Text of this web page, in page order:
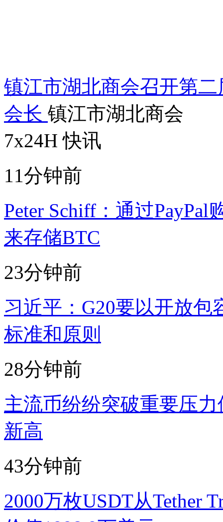
镇江市湖北商会召开第
会长 镇江市湖北商会
7x24H 快讯
11分钟前
Peter Schiff：通过
来存储BTC
23分钟前
习近平：G20要以开放
标准和原则
28分钟前
主流币纷纷突破重要压
新高
43分钟前
2000万枚USDT从Tether